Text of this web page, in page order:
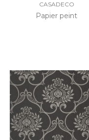
CASADECO
Papier peint